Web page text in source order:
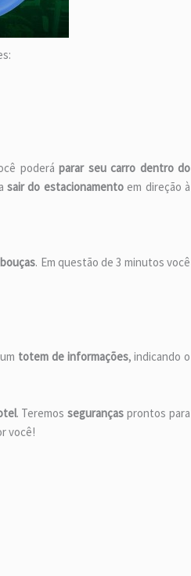
poderáparar seu carro dentro do
sair do estacionamentoem direção à
. Em questão de 3 minutos você
totem de informações, indicando o
. Teremosseguranças prontos para
você!